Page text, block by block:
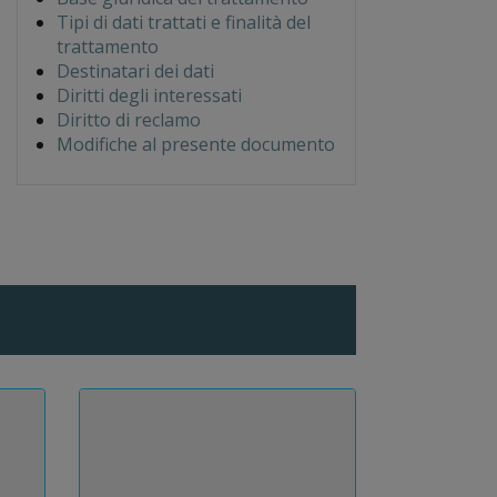
Tipi di dati trattati e finalità del
trattamento
Destinatari dei dati
Diritti degli interessati
Diritto di reclamo
Modifiche al presente documento